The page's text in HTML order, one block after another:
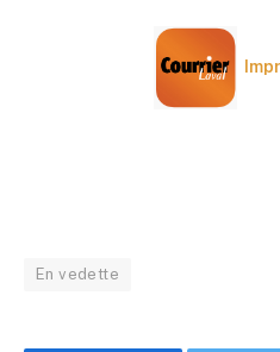
En vedette